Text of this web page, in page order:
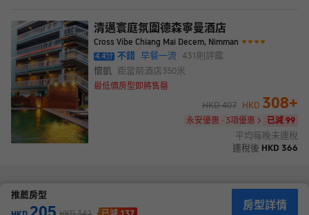
清邁寰庭氛圍德森寧曼酒店
Cross Vibe Chiang Mai Decem, Nimman
4.4分 不錯 早餐一流 431 則評鑑
懷凱 距當前酒店350米
最低價房型即將售罄
HKD407 HKD 308+
永安優惠 · 3項優惠 已減 99
平均每晚未連稅
連稅後 HKD 366
推薦房型
房型詳情